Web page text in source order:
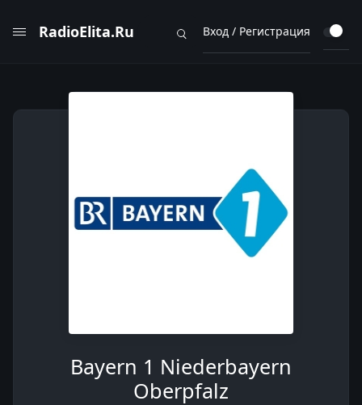
RadioElita.Ru Вход / Регистрация
Bayern 1 Niederbayern
Oberpfalz